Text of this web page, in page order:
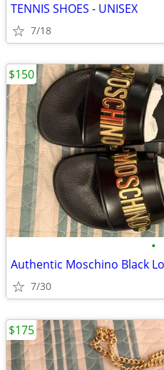
TENNIS SHOES - UNISEX
7/18
•
7/30
$150
$175